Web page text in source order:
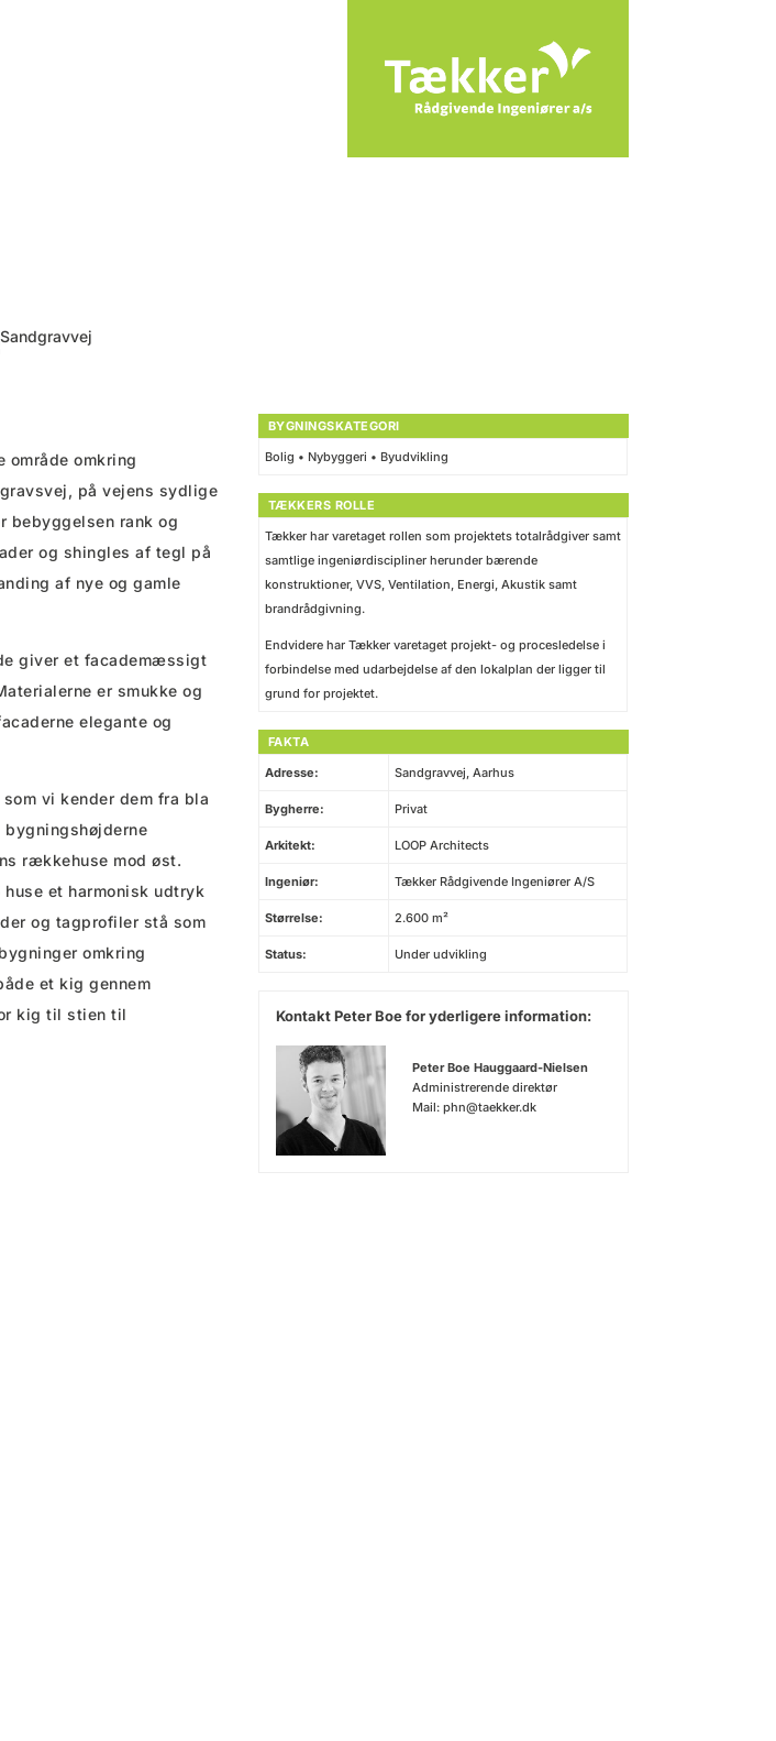
omkring
på vejens sydlige
bebyggelsen rank og
og shingles af tegl på
af nye og gamle
giver et facademæssigt
er smukke og
elegante og
vi kender dem fra bla
bygningshøjderne
rækkehuse mod øst.
et harmonisk udtryk
og tagprofiler stå som
omkring
et kig gennem
kig til stien til
BYGNINGSKATEGORI
Bolig • Nybyggeri • Byudvikling
TÆKKERS ROLLE
Tækker har varetaget rollen som projektets totalrådgiver samt
samtlige ingeniørdiscipliner herunder bærende
konstruktioner, VVS, Ventilation, Energi, Akustik samt
brandrådgivning.
Endvidere har Tækker varetaget projekt- og procesledelse i
forbindelse med udarbejdelse af den lokalplan der ligger til
grund for projektet.
FAKTA
Adresse:
Sandgravvej, Aarhus
Bygherre: Privat
Arkitekt: LOOP Architects
Ingeniør: Tækker Rådgivende Ingeniører A/S
Størrelse: 2.600 m²
Status: Under udvikling
Kontakt Peter Boe for yderligere information:
Peter Boe Hauggaard-Nielsen
Administrerende direktør
Mail: phn@taekker.dk